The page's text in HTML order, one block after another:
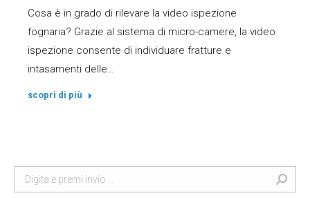
Cosa è in grado di rilevare la video ispezione
fognaria? Grazie al sistema di micro-camere, la video
ispezione consente di individuare fratture e
intasamenti delle…
scopri di più
Search: